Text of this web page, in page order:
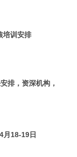
培训安排
排，资深机构，
月18-19日